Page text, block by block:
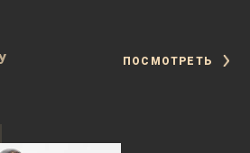
ПОСМОТРЕТЬ